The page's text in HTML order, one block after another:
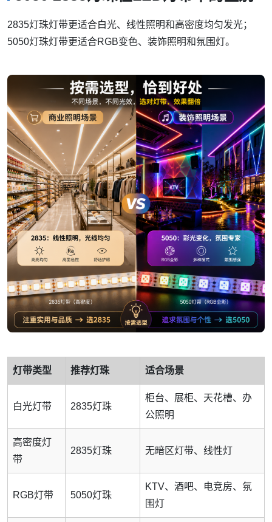
2835灯珠灯带更适合白光、线性照明和高密度均匀发光；
5050灯珠灯带更适合RGB变色、装饰照明和氛围灯。
灯带类型 推荐灯珠 适合场景
白光灯带 2835灯珠
柜台、展柜、天花槽、办
公照明
高密度灯
带
2835灯珠 无暗区灯带、线性灯
RGB灯带 5050灯珠
KTV、酒吧、电竞房、氛
围灯